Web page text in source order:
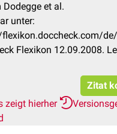
et al.
unter:
Flexikon 12.09.2008.
Zitat
zeigt hierher